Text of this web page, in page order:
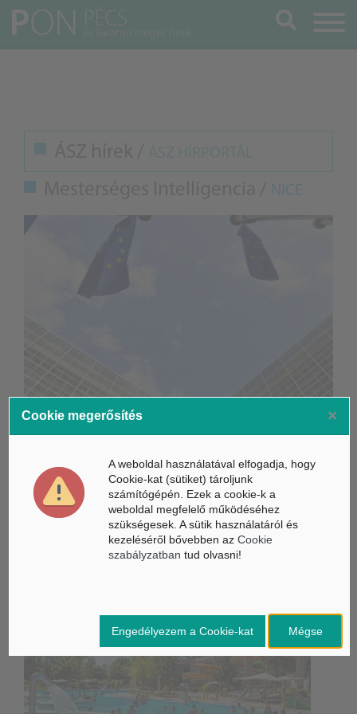
Keresés
NICE
Életbe léptek az Európai Unióban a mesterséges intelligencia
új szabályai
Gyorsabbá válhat a fúziós üzemanyag fejlesztése a
mesterséges intelligenciával
Látó robotkerekesszék segíthet önállóbbá tenni a
mozgáskorlátozott embereket
Cookie megerősítés ×
A weboldal használatával elfogadja, hogy
Cookie-kat (sütiket) tároljunk
számítógépén. Ezek a cookie-k a
weboldal megfelelő működéséhez
szükségesek. A sütik használatáról és
kezeléséről bővebben az Cookie
szabályzatban tud olvasni!
Mégse
Engedélyezem a Cookie-kat